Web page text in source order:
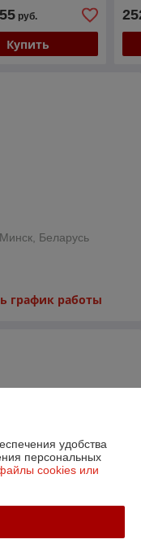
руб.
Купить
Беларусь
график работы
удобства
персональных
cookies или